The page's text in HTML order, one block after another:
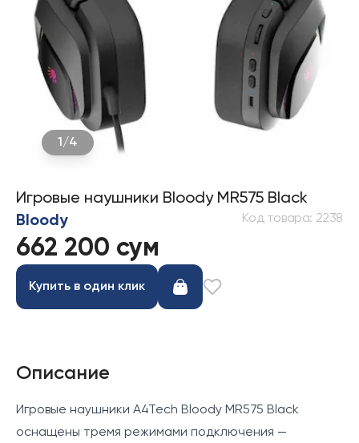
1 /4
Игровые наушники Bloody MR575 Black
Bloody
Код товара: 2238
662 200 сум
Купить в один клик
Описание
Игровые наушники A4Tech Bloody MR575 Black
оснащены тремя режимами подключения —